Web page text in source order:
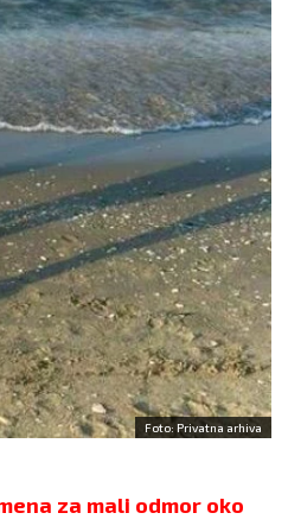
Foto: Privatna arhiva
za mali odmor oko
21.3 - 20.4
POSAO:Trudite se da
poslovni stres ne unosite u
kuću jer će emocije biti
pojačane i lako može doći
nesporazuma s najbližima.
LJUBAV:Slobodni Ovnovi
mogli bi danas da upoznaju
osobu koja će ih osvojiti
harizmom, humorom i
inteligencijom.
ZDRAVLJE:Pojačana
nervoza.